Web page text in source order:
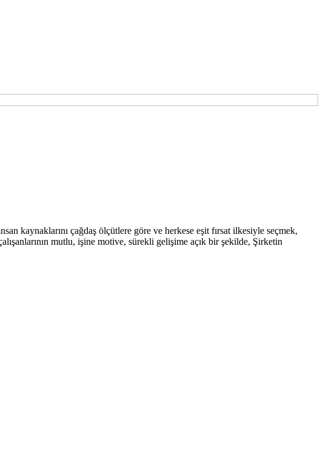
kaynaklarını çağdaş ölçütlere göre ve herkese eşit fırsat ilkesiyle seçmek,
mutlu, işine motive, sürekli gelişime açık bir şekilde, Şirketin